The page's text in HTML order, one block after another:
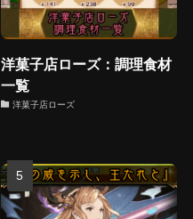
洋菓子店ローズ：調理食材
一覧
洋菓子店ローズ